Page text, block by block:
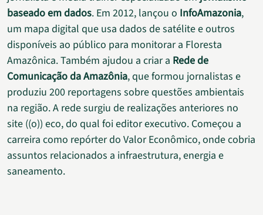
baseado em dados. Em 2012, lançou o InfoAmazonia,
um mapa digital que usa dados de satélite e outros
disponíveis ao público para monitorar a Floresta
Amazônica. Também ajudou a criar a Rede de
Comunicação da Amazônia, que formou jornalistas e
produziu 200 reportagens sobre questões ambientais
na região. A rede surgiu de realizações anteriores no
site ((o)) eco, do qual foi editor executivo. Começou a
carreira como repórter do Valor Econômico, onde cobria
assuntos relacionados a infraestrutura, energia e
saneamento.